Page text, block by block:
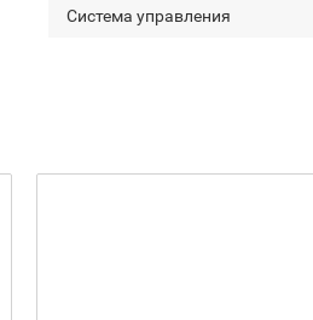
Система управления